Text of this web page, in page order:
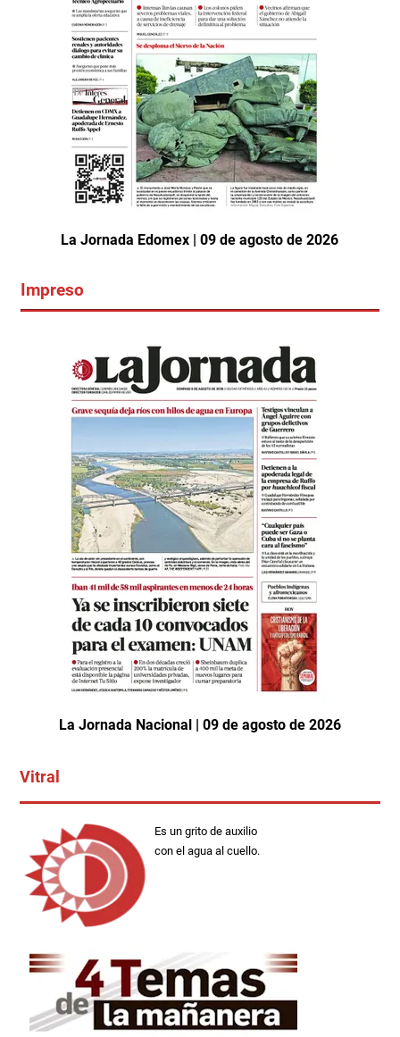
La Jornada Edomex | 09 de agosto de 2026
Impreso
La Jornada Nacional | 09 de agosto de 2026
Vitral
Es un grito de auxilio
con el agua al cuello.